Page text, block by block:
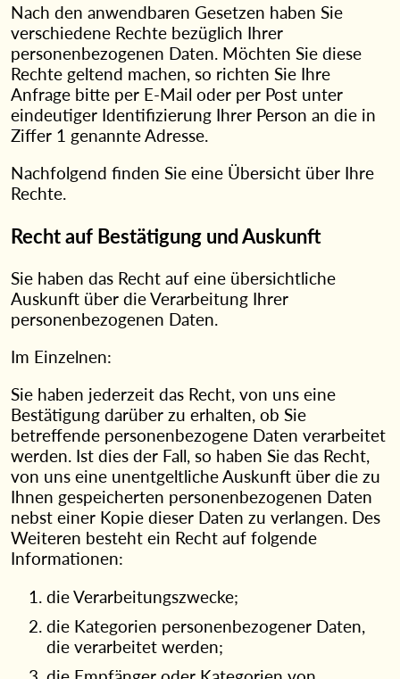
Nach den anwendbaren Gesetzen haben Sie
verschiedene Rechte bezüglich Ihrer
personenbezogenen Daten. Möchten Sie diese
Rechte geltend machen, so richten Sie Ihre
Anfrage bitte per E-Mail oder per Post unter
eindeutiger Identifizierung Ihrer Person an die in
Ziffer 1 genannte Adresse.
Nachfolgend finden Sie eine Übersicht über Ihre
Rechte.
Recht auf Bestätigung und Auskunft
Sie haben das Recht auf eine übersichtliche
Auskunft über die Verarbeitung Ihrer
personenbezogenen Daten.
Im Einzelnen:
Sie haben jederzeit das Recht, von uns eine
Bestätigung darüber zu erhalten, ob Sie
betreffende personenbezogene Daten verarbeitet
werden. Ist dies der Fall, so haben Sie das Recht,
von uns eine unentgeltliche Auskunft über die zu
Ihnen gespeicherten personenbezogenen Daten
nebst einer Kopie dieser Daten zu verlangen. Des
Weiteren besteht ein Recht auf folgende
Informationen:
die Verarbeitungszwecke;
die Kategorien personenbezogener Daten,
die verarbeitet werden;